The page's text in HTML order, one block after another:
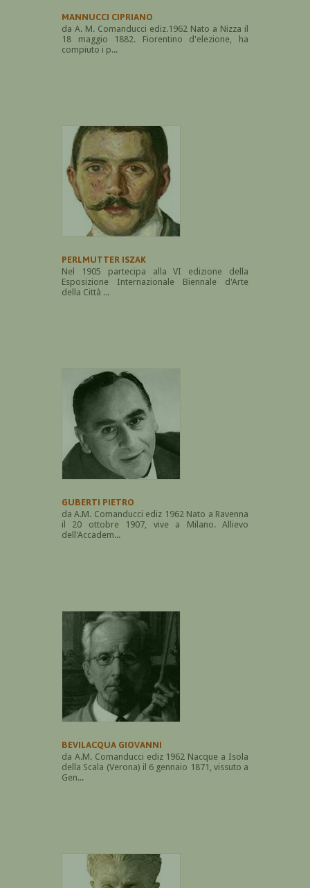
MANNUCCI CIPRIANO
da A. M. Comanducci ediz.1962 Nato a Nizza il
18 maggio 1882. Fiorentino d'elezione, ha
compiuto i p...
PERLMUTTER ISZAK
Nel 1905 partecipa alla VI edizione della
Esposizione Internazionale Biennale d'Arte
della Città ...
GUBERTI PIETRO
da A.M. Comanducci ediz 1962 Nato a Ravenna
il 20 ottobre 1907, vive a Milano. Allievo
dell'Accadem...
BEVILACQUA GIOVANNI
da A.M. Comanducci ediz 1962 Nacque a Isola
della Scala (Verona) il 6 gennaio 1871, vissuto a
Gen...